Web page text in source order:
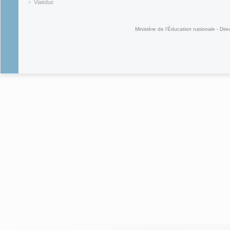
Viaéduc
Ministère de l'Éducation nationale -